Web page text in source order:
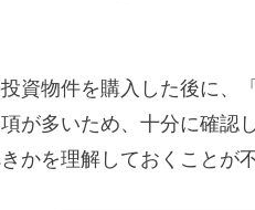
資物件を購入した後に、
が多いため、十分に確
かを理解しておくことが